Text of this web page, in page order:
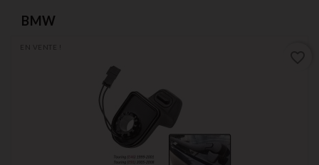
BMW
EN VENTE !